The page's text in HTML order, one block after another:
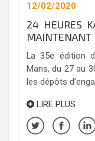
12/02/2020
24 HEURES
MAINTENANT
La 35e édition
Mans, du 27 au
les dépôts
LIRE PLUS